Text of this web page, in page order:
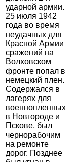
ударной армии.
25 июля 1942
года во время
неудачных для
Красной Армии
сражений на
Волховском
фронте попал в
немецкий плен.
Содержался в
лагерях для
военнопленных
в Новгороде и
Пскове, был
чернорабочим
на ремонте
дорог. Позднее